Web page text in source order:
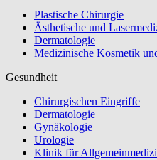
Plastische Chirurgie
Ästhetische und
Dermatologie
Medizinische Kosmetik
Gesundheit
Chirurgischen Eingriffe
Dermatologie
Gynäkologie
Urologie
Klinik für